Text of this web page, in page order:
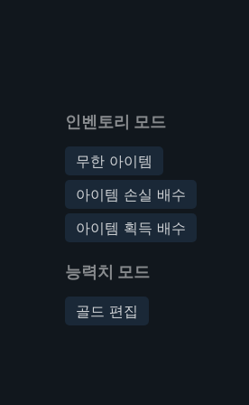
인벤토리 모드
무한 아이템
아이템 손실 배수
아이템 획득 배수
능력치 모드
골드 편집